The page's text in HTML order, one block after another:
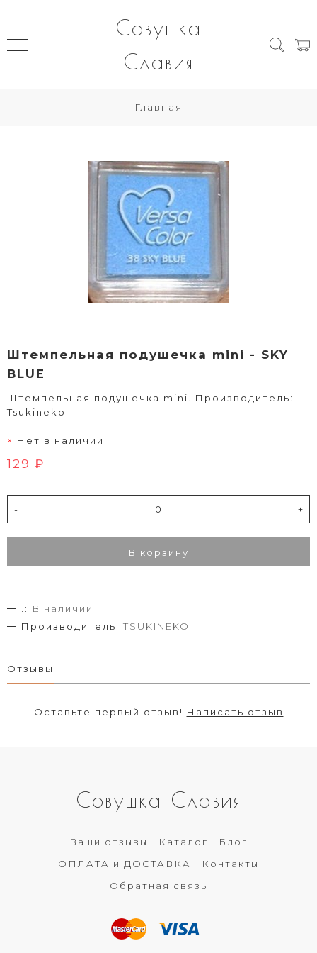
Совушка
Славия
Главная
Штемпельная подушечка mini - SKY
BLUE
Штемпельная подушечка mini. Производитель:
Tsukineko
Нет в наличии
129 ₽
- +
В корзину
.:
В наличии
Производитель: TSUKINEKO
Отзывы
Оставьте первый отзыв! Написать отзыв
Совушка Славия
Ваши отзывы Каталог
Блог
ОПЛАТА и ДОСТАВКА
Контакты
Обратная связь